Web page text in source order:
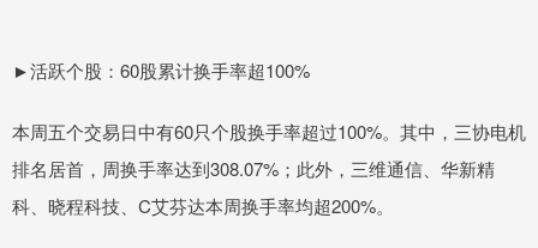
►活跃个股：60股累计换手率超100%
本周五个交易日中有60只个股换手率超过100%。其中，三协电机
排名居首，周换手率达到308.07%；此外，三维通信、华新精
科、晓程科技、C艾芬达本周换手率均超200%。